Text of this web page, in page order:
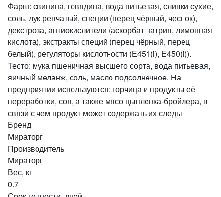
Фарш: свинина, говядина, вода питьевая, сливки сухие,
соль, лук репчатый, специи (перец чёрный, чеснок),
декстроза, антиокислители (аскорбат натрия, лимонная
кислота), экстракты специй (перец чёрный, перец
белый), регуляторы кислотности (Е451(i), Е450(i)).
Тесто: мука пшеничная высшего сорта, вода питьевая,
яичный меланж, соль, масло подсолнечное. На
предприятии используются: горчица и продукты её
переработки, соя, а также мясо цыпленка-бройлера, в
связи с чем продукт может содержать их следы
Бренд
Мираторг
Производитель
Мираторг
Вес, кг
0.7